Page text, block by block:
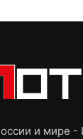
и мире